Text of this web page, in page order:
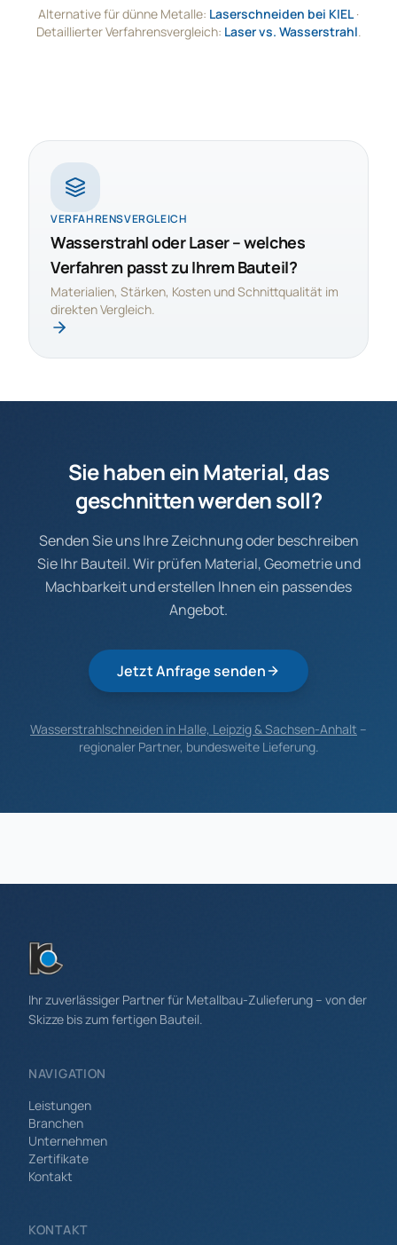
Alternative für dünne Metalle: Laserschneiden bei KIEL ·
Detaillierter Verfahrensvergleich: Laser vs. Wasserstrahl.
VERFAHRENSVERGLEICH
Wasserstrahl oder Laser – welches
Verfahren passt zu Ihrem Bauteil?
Materialien, Stärken, Kosten und Schnittqualität im
direkten Vergleich.
Sie haben ein Material, das
geschnitten werden soll?
Senden Sie uns Ihre Zeichnung oder beschreiben
Sie Ihr Bauteil. Wir prüfen Material, Geometrie und
Machbarkeit und erstellen Ihnen ein passendes
Angebot.
Jetzt Anfrage senden
Wasserstrahlschneiden in Halle, Leipzig & Sachsen-Anhalt –
regionaler Partner, bundesweite Lieferung.
Ihr zuverlässiger Partner für Metallbau-Zulieferung – von der
Skizze bis zum fertigen Bauteil.
NAVIGATION
Leistungen
Branchen
Unternehmen
Zertifikate
Kontakt
KONTAKT